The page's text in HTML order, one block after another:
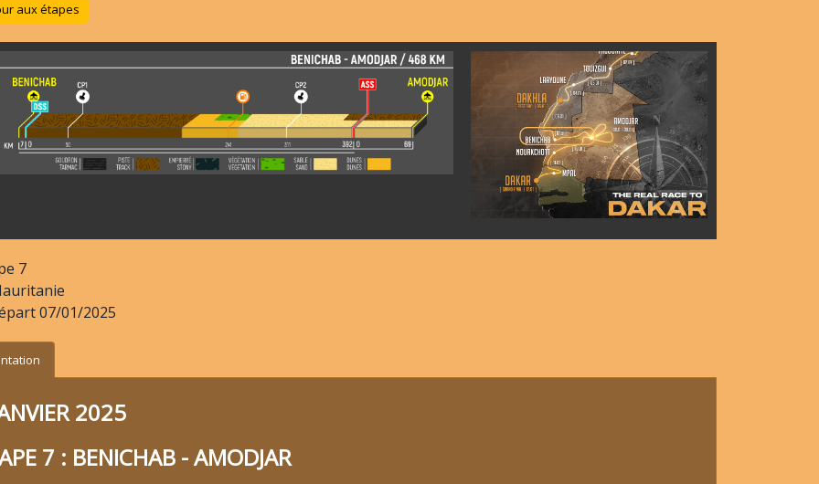
aux étapes
7
07/01/2025
2025
7 : BENICHAB - AMODJAR